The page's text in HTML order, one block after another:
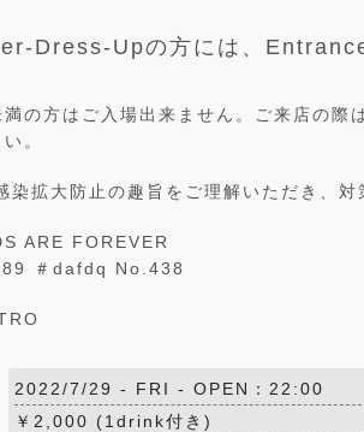
Dress-Upの方には、
の方はご入場出来ません。ご来店の
。
拡大防止の趣旨をご理解いただき、対
ARE FOREVER
＃dafdq No.438
2022/7/29 - FRI - OPEN：22:00
￥2,000 (1drink付き)